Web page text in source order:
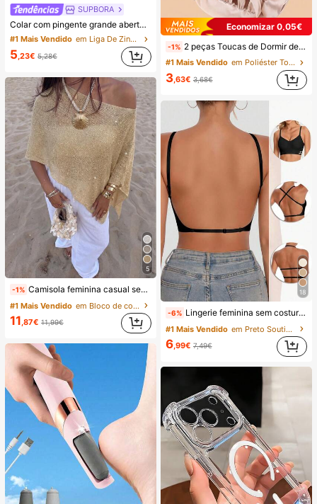
SUPBORA
Colar com pingente grande aberto em estilo boêmio, em prata/dourado fosco (1 peça).
#1 Mais Vendido em Liga De Zinco Colares Pingentes Femininos
5,23€ 5,28€
5
-1% Camisola feminina casual sexy Y2K em malha brilhante, curta, estilo capa, com mangas morcego, para praia e verão, Vacationcore
#1 Mais Vendido em Bloco de cores Tops de malha para mulher
11,87€ 11,99€
Economizar 0,05€
-1% 2 peças Toucas de Dormir de Seda e Cetim de Luxo, Cor Sólida, Toucas Elásticas de Proteção do Cabelo, Leves e Confortáveis para Uso a Noite Inteira, Cuidados com o Cabelo, Banho, Ajuste Suave ao Couro Cabeludo, Para Ela
#1 Mais Vendido em Poliéster Toalhas de cabelo
3,63€ 3,68€
18
-6% Lingerie feminina sem costuras, sexy, sem costas, roupa interior de noiva com 3 alças ajustáveis, costas baixas, respirável, confortável, camisola para ocasião formal, chique e elegante
#1 Mais Vendido em Preto Soutiens e bralettes femininos
6,99€ 7,49€